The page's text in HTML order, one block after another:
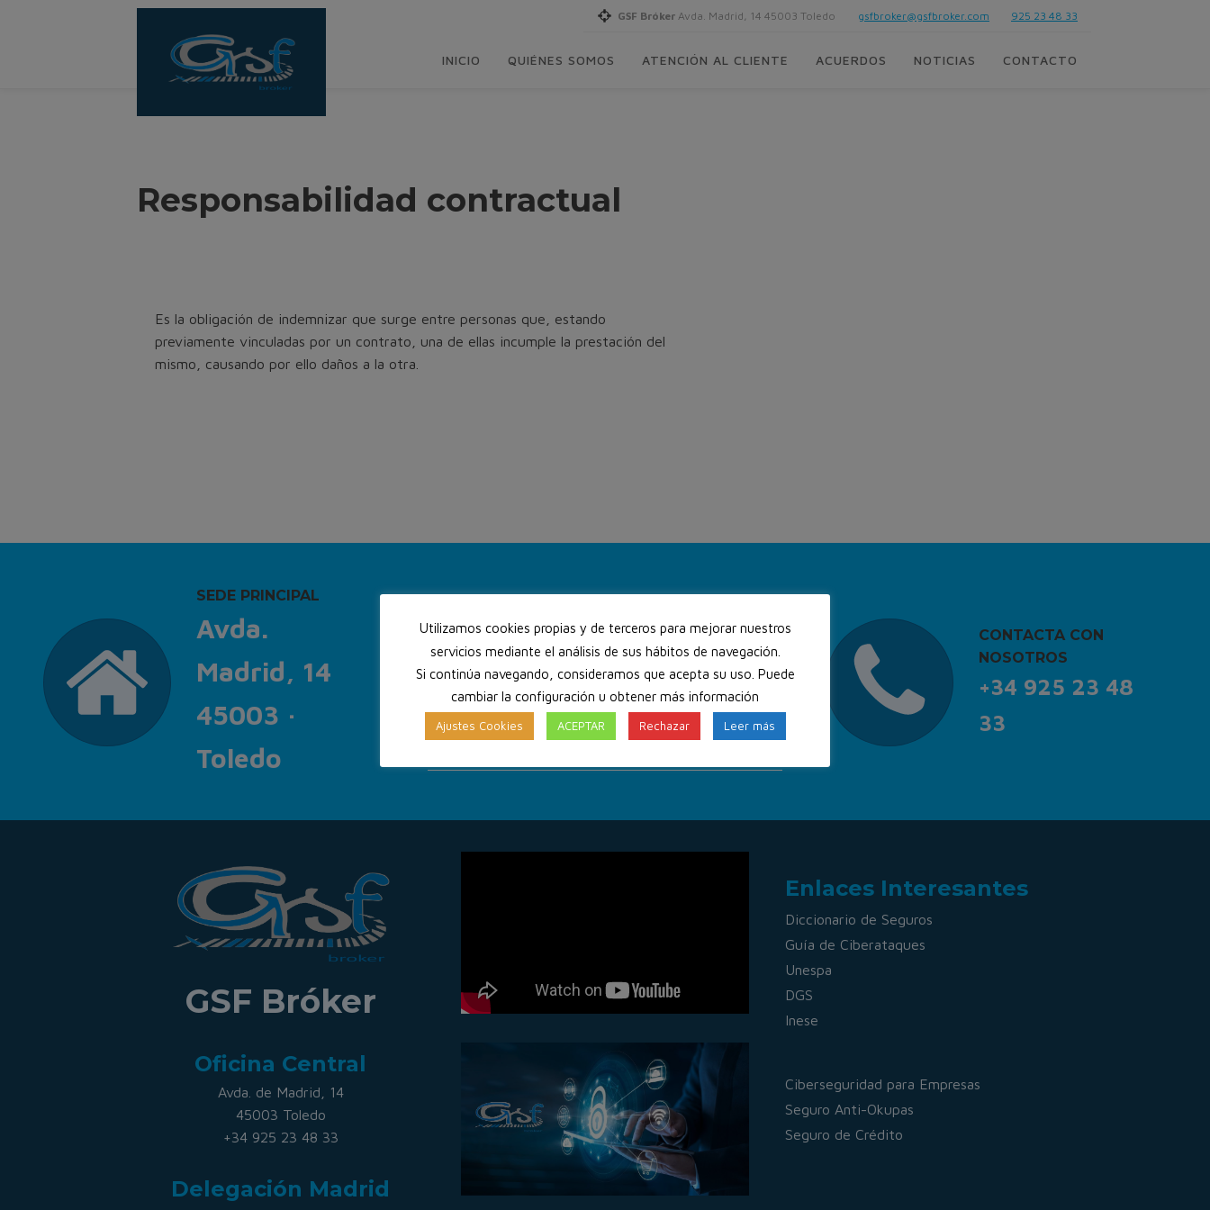
GSF Bróker Avda. Madrid, 14 45003 Toledo gsfbroker@gsfbroker.com 925 23 48 33
INICIO QUIÉNES SOMOS ATENCIÓN AL CLIENTE ACUERDOS NOTICIAS CONTACTO
Responsabilidad contractual
Es la obligación de indemnizar que surge entre personas que, estando
previamente vinculadas por un contrato, una de ellas incumple la prestación del
mismo, causando por ello daños a la otra.
SEDE PRINCIPAL
Avda.
Madrid, 14
45003 ·
Toledo
Martes
10:00 a 14:00 - 16:00 a 20:00
Miércoles
10:00 a 14:00 - 16:00 a 20:00
Jueves
10:00 a 14:00 - 16:00 a 20:00
Viernes
10:00 a 14:00 - 16:00 a 19:00
Sábado
Cerrado
CONTACTA CON
NOSOTROS
+34 925 23 48
33
GSF Bróker
Oficina Central
Avda. de Madrid, 14
45003 Toledo
+34 925 23 48 33
Delegación Madrid
Enlaces Interesantes
Diccionario de Seguros
Guía de Ciberataques
Unespa
DGS
Inese
Ciberseguridad para Empresas
Seguro Anti-Okupas
Seguro de Crédito
Utilizamos cookies propias y de terceros para mejorar nuestros
servicios mediante el análisis de sus hábitos de navegación.
Si continúa navegando, consideramos que acepta su uso. Puede
cambiar la configuración u obtener más información
Ajustes Cookies ACEPTAR Rechazar Leer más